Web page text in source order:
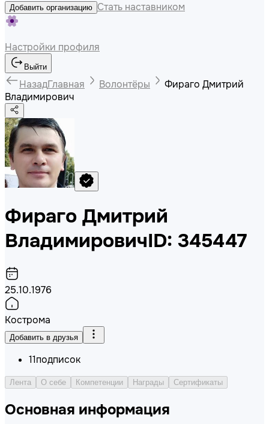
Добавить организацию Стать наставником
Настройки профиля
Выйти
НазадГлавная Волонтёры
Фираго Дмитрий
Владимирович
Фираго Дмитрий
ВладимировичID: 345447
25.10.1976
Кострома
Добавить в друзья
11подписок
Лента О себе Компетенции Награды Сертификаты
Основная информация